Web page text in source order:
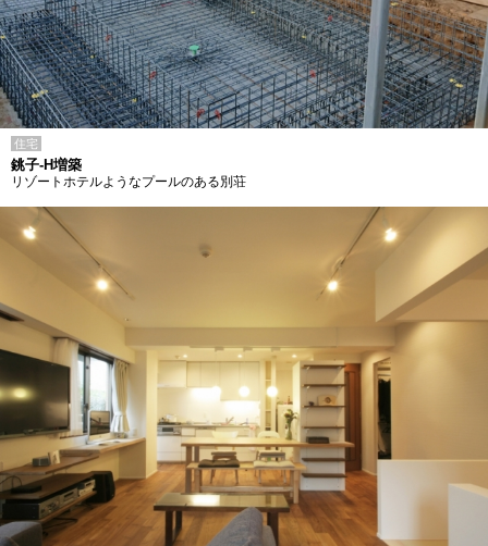
住宅
銚子-H増築
リゾートホテルようなプールのある別荘